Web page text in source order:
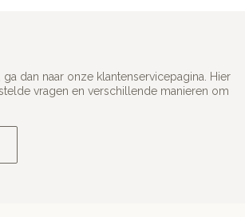
dan naar onze klantenservicepagina. Hier
vragen en verschillende manieren om